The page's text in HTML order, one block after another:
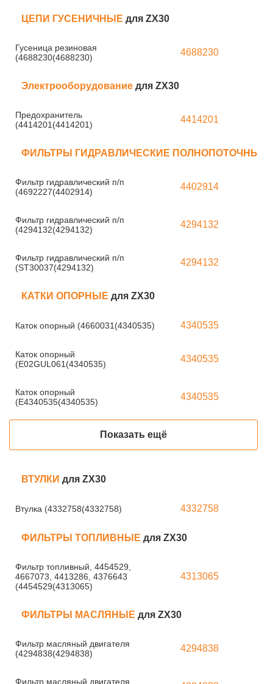
ЦЕПИ ГУСЕНИЧНЫЕ для ZX30
Гусеница резиновая
(4688230(4688230)
4688230
Электрооборудование для ZX30
Предохранитель
(4414201(4414201)
4414201
ФИЛЬТРЫ ГИДРАВЛИЧЕСКИЕ ПОЛНОПОТОЧНЫЕ
Фильтр гидравлический п/п
(4692227(4402914)
4402914
Фильтр гидравлический п/п
(4294132(4294132)
4294132
Фильтр гидравлический п/п
(ST30037(4294132)
4294132
КАТКИ ОПОРНЫЕ для ZX30
Каток опорный (4660031(4340535) 4340535
Каток опорный
(E02GUL061(4340535)
4340535
Каток опорный
(E4340535(4340535)
4340535
Показать ещё
ВТУЛКИ для ZX30
Втулка (4332758(4332758) 4332758
ФИЛЬТРЫ ТОПЛИВНЫЕ для ZX30
Фильтр топливный, 4454529,
4667073, 4413286, 4376643
(4454529(4313065)
4313065
ФИЛЬТРЫ МАСЛЯНЫЕ для ZX30
Фильтр масляный двигателя
(4294838(4294838)
4294838
Фильтр масляный двигателя